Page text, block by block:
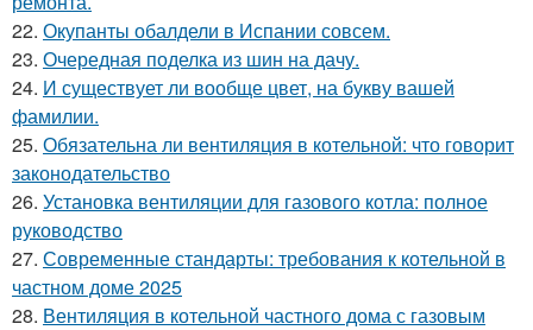
22. Окупанты обалдели в Испании совсем.
23. Очередная поделка из шин на дачу.
24. И существует ли вообще цвет, на букву вашей
фамилии.
25. Обязательна ли вентиляция в котельной: что говорит
законодательство
26. Установка вентиляции для газового котла: полное
руководство
27. Современные стандарты: требования к котельной в
частном доме 2025
28. Вентиляция в котельной частного дома с газовым